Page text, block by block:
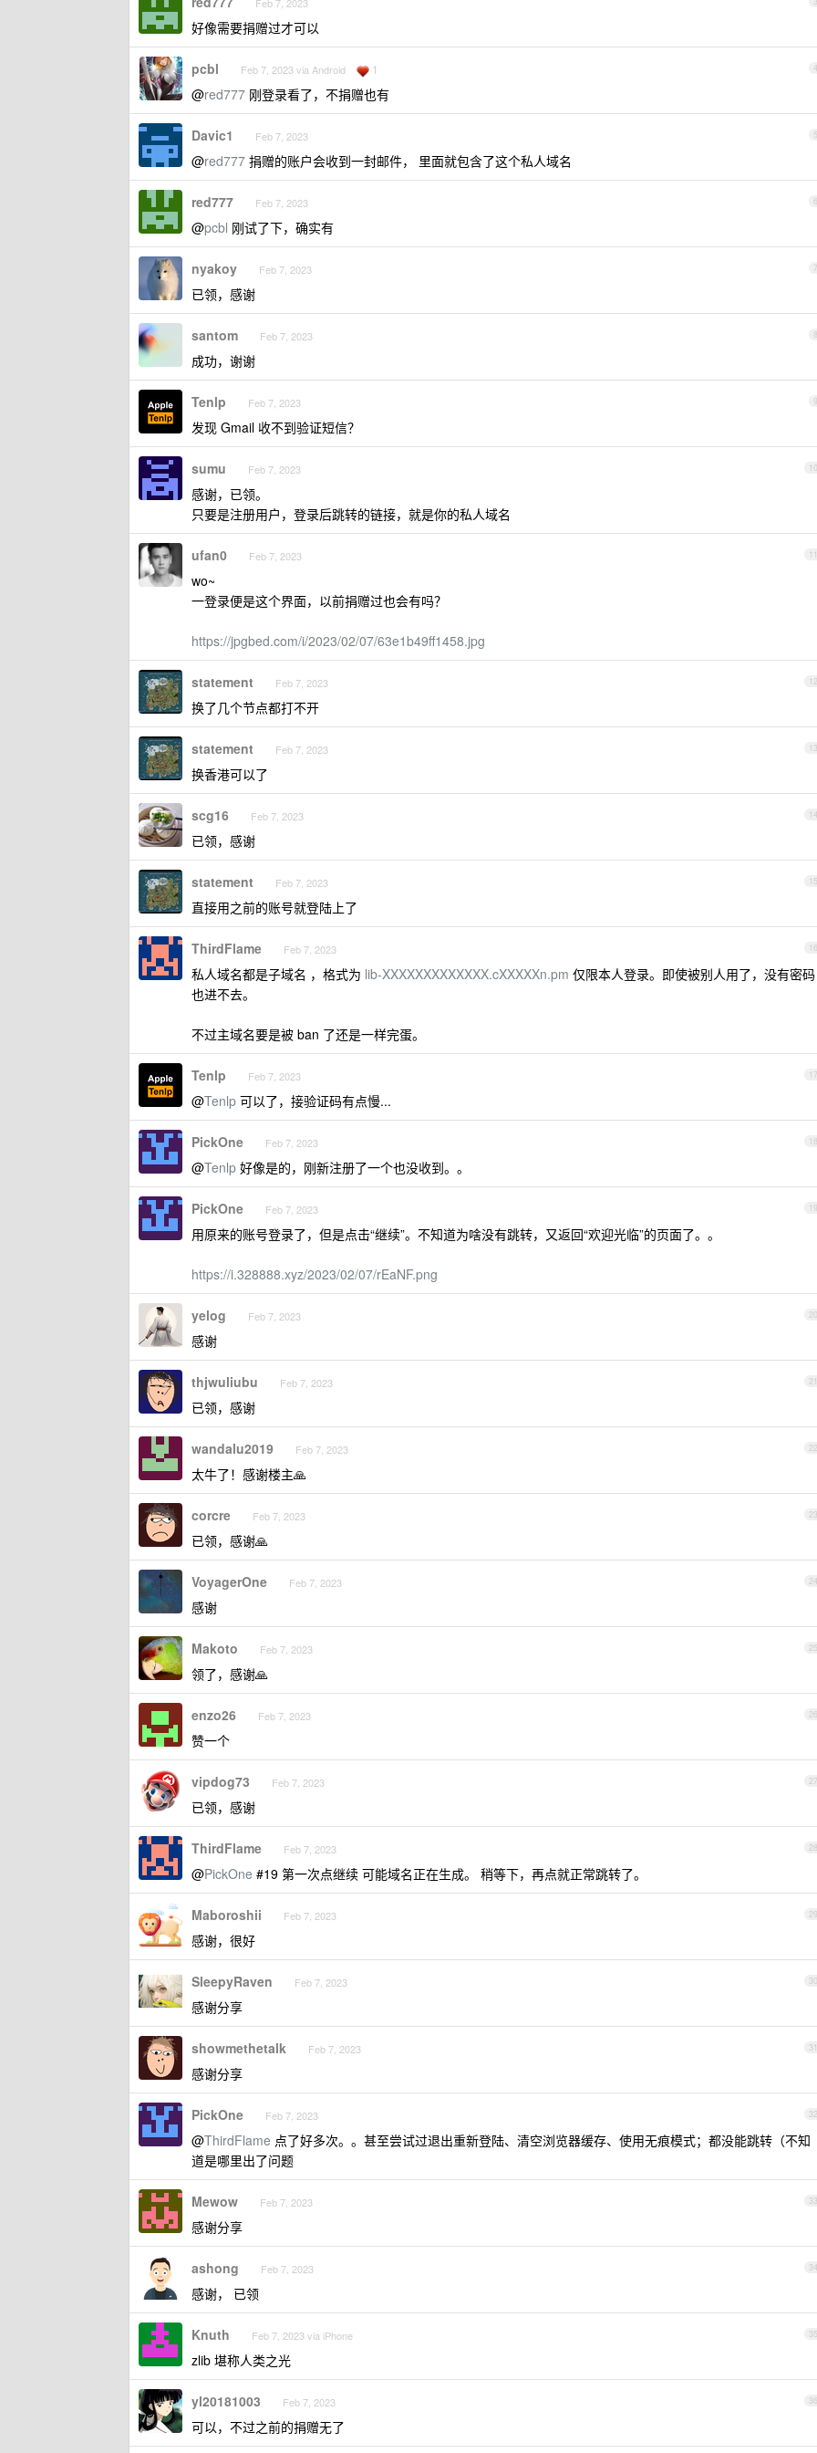
Feb 7, 2023
好像需要捐赠过才可以
4
pcbl Feb 7, 2023 via Android 1
@red777 刚登录看了，不捐赠也有
5
Davic1 Feb 7, 2023
@red777 捐赠的账户会收到一封邮件， 里面就包含了这个私人域名
6
red777 Feb 7, 2023
@pcbl 刚试了下，确实有
7
nyakoy Feb 7, 2023
已领，感谢
8
santom Feb 7, 2023
成功，谢谢
9
Tenlp Feb 7, 2023
发现 Gmail 收不到验证短信？
10
sumu Feb 7, 2023
感谢，已领。
只要是注册用户，登录后跳转的链接，就是你的私人域名
11
ufan0 Feb 7, 2023
wo~
一登录便是这个界面，以前捐赠过也会有吗？
https://jpgbed.com/i/2023/02/07/63e1b49ff1458.jpg
12
statement Feb 7, 2023
换了几个节点都打不开
13
statement Feb 7, 2023
换香港可以了
14
scg16 Feb 7, 2023
已领，感谢
15
statement Feb 7, 2023
直接用之前的账号就登陆上了
16
ThirdFlame Feb 7, 2023
私人域名都是子域名 ，格式为 lib-XXXXXXXXXXXXX.cXXXXXn.pm 仅限本人登录。即使被别人用了，没有密码
也进不去。
不过主域名要是被 ban 了还是一样完蛋。
17
Tenlp Feb 7, 2023
@Tenlp 可以了，接验证码有点慢...
18
PickOne Feb 7, 2023
@Tenlp 好像是的，刚新注册了一个也没收到。。
19
PickOne Feb 7, 2023
用原来的账号登录了，但是点击“继续”。不知道为啥没有跳转，又返回“欢迎光临”的页面了。。
https://i.328888.xyz/2023/02/07/rEaNF.png
20
yelog Feb 7, 2023
感谢
21
thjwuliubu Feb 7, 2023
已领，感谢
22
wandalu2019 Feb 7, 2023
太牛了！感谢楼主🙏
23
corcre Feb 7, 2023
已领，感谢🙏
24
VoyagerOne Feb 7, 2023
感谢
25
Makoto Feb 7, 2023
领了，感谢🙏
26
enzo26 Feb 7, 2023
赞一个
27
vipdog73 Feb 7, 2023
已领，感谢
28
ThirdFlame Feb 7, 2023
@PickOne #19 第一次点继续 可能域名正在生成。 稍等下，再点就正常跳转了。
29
Maboroshii Feb 7, 2023
感谢，很好
30
SleepyRaven Feb 7, 2023
感谢分享
31
showmethetalk Feb 7, 2023
感谢分享
32
PickOne Feb 7, 2023
@ThirdFlame 点了好多次。。甚至尝试过退出重新登陆、清空浏览器缓存、使用无痕模式；都没能跳转（不知
道是哪里出了问题
33
Mewow Feb 7, 2023
感谢分享
34
ashong Feb 7, 2023
感谢， 已领
35
Knuth Feb 7, 2023 via iPhone
zlib 堪称人类之光
36
yl20181003 Feb 7, 2023
可以，不过之前的捐赠无了